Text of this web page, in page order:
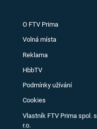
O FTV Prima
Volná místa
Reklama
HbbTV
Podmínky užívání
Cookies
Vlastník FTV Prima spol. s
r.o.